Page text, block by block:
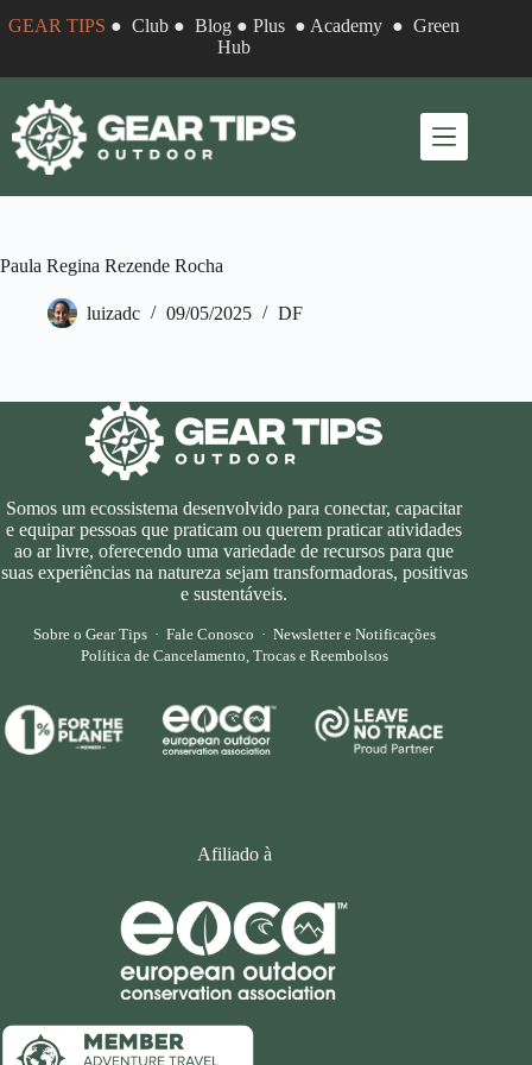
para
conteúdo
GEAR TIPS ●Club ●Blog ●Plus ● Academy ●Green
Hub
Paula Regina Rezende Rocha
luizadc 09/05/2025 DF
Somos um ecossistema desenvolvido para conectar, capacitar
e equipar pessoas que praticam ou querem praticar atividades
ao ar livre, oferecendo uma variedade de recursos para que
suas experiências na natureza sejam transformadoras, positivas
e sustentáveis.
Sobre o Gear Tips· Fale Conosco · Newsletter e Notificações
Política de Cancelamento, Trocas e Reembolsos
Afiliado à